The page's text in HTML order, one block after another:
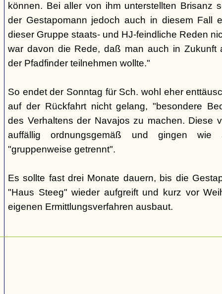
können. Bei aller von ihm unterstellten Brisanz
der Gestapomann jedoch auch in diesem Fall
dieser Gruppe staats- und HJ-feindliche Reden
war davon die Rede, daß man auch in Zukunft
der Pfadfinder teilnehmen wollte."
So endet der Sonntag für Sch. wohl eher
auf der Rückfahrt nicht gelang, "besondere
des Verhaltens der Navajos zu machen. Diese
auffällig ordnungsgemäß und gingen wie
"gruppenweise getrennt".
Es sollte fast drei Monate dauern, bis die
"Haus Steeg" wieder aufgreift und kurz vor
eigenen Ermittlungsverfahren ausbaut.